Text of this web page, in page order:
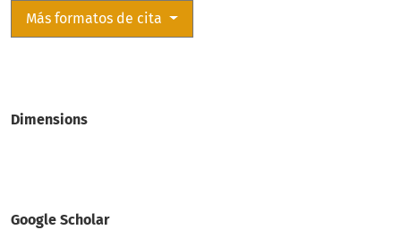
Más formatos de cita
Dimensions
Google Scholar